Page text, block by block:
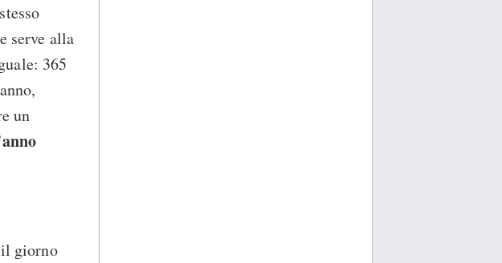
serve alla
365
un
anno
giorno